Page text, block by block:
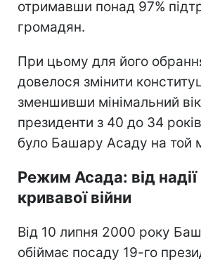
отримавши понад 97%
громадян.
При цьому для його
довелося змінити
зменшивши мінімальний
президенти з 40 до 34
було Башару Асаду на той
Режим Асада: від надії
кривавої війни
Від 10 липня 2000 року
обіймає посаду 19-го